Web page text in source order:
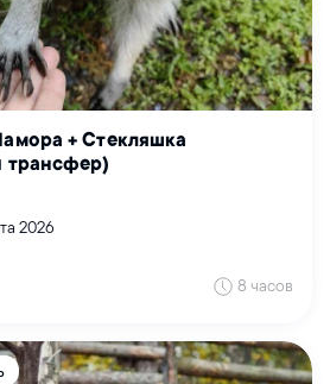
+ Стекляшка
трансфер)
2026
8 часов